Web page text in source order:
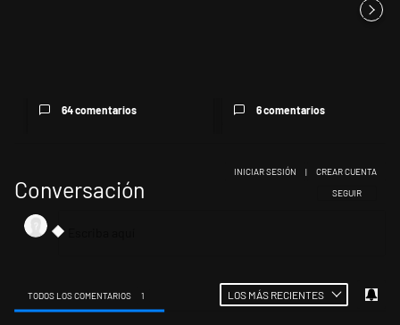
64 comentarios 6 comentarios
Conversación SIGA ESTA
SEGUIR
INICIAR SESIÓN | CREAR CUENTA
TODOS LOS COMENTARIOS 1 LOS MÁS RECIENTES